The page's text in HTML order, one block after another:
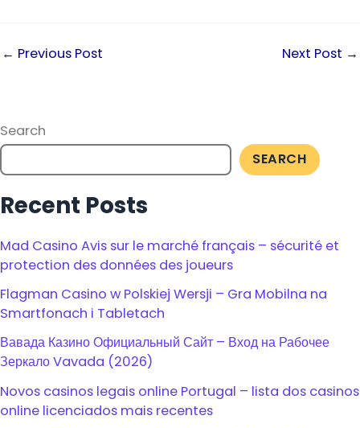
← Previous Post Next Post →
Search
SEARCH
Recent Posts
Mad Casino Avis sur le marché français – sécurité et
protection des données des joueurs
Flagman Casino w Polskiej Wersji – Gra Mobilna na
Smartfonach i Tabletach
Вавада Казино Официальный Сайт – Вход на Рабочее
Зеркало Vavada (2026)
Novos casinos legais online Portugal – lista dos casinos
online licenciados mais recentes